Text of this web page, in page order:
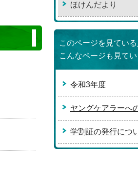
ほけんだより
このページを見てい
こんなページも見て
令和3年度
ヤングケアラーへ
学割証の発行につ